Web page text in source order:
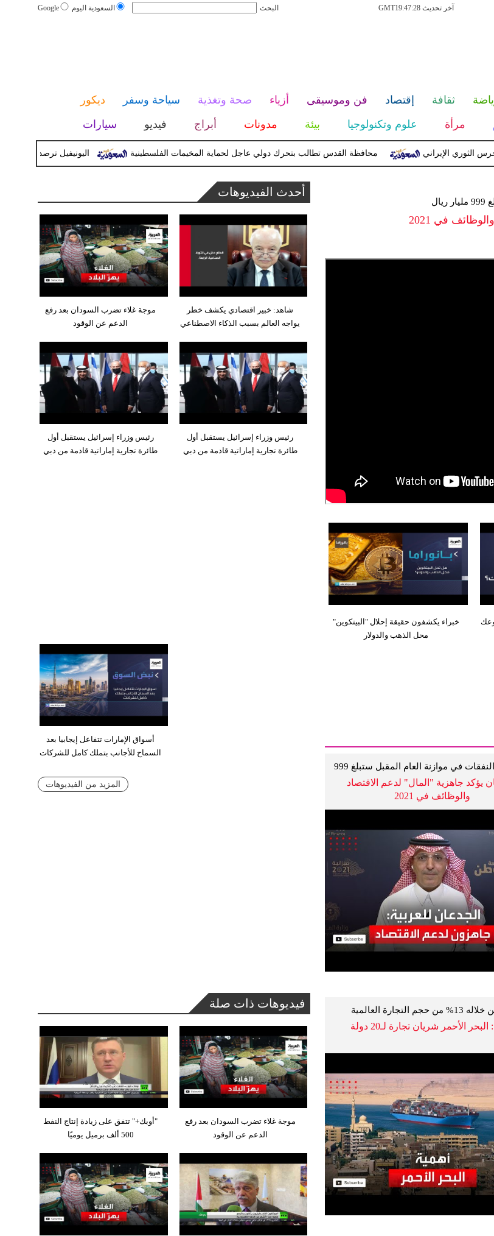
السعودية اليوم Google البحث آخر تحديث GMT19:47:28
ثقافة إقتصاد فن وموسيقى أزياء صحة وتغذية سياحة وسفر
ديكور
مرأة علوم وتكنولوجيا بيئة مدونات أبراج فيديو سيارات
اليونيفيل ترصد إطلاق 113 مقذوفا إسرائيليا على لبنان خلال يوم واحد محافظة القدس تطالب بتحرك دولي عاجل لحماية المخيمات الفلسطينية الإيراني
في 2021
خبراء يكشفون حقيقة إحلال "البيتكوين"
محل الذهب والدولار
كشف أن النفقات في موازنة العام المقبل ستبلغ 999
مليار ريال
يؤكد جاهزية "المال" لدعم الاقتصاد
والوظائف في 2021
حجم التجارة العالمية
الأحمر شريان تجارة لـ20 دولة
أحدث الفيديوهات
موجة غلاء تضرب السودان بعد رفع
الدعم عن الوقود
شاهد: خبير اقتصادي يكشف خطر
يواجه العالم بسبب الذكاء الاصطناعي
رئيس وزراء إسرائيل يستقبل أول
طائرة تجارية إماراتية قادمة من دبي
رئيس وزراء إسرائيل يستقبل أول
طائرة تجارية إماراتية قادمة من دبي
أسواق الإمارات تتفاعل إيجابيا بعد
السماح للأجانب بتملك كامل للشركات
المزيد من الفيديوهات
فيديوهات ذات صلة
"أوبك+" تتفق على زيادة إنتاج النفط
500 ألف برميل يوميًا
موجة غلاء تضرب السودان بعد رفع
الدعم عن الوقود